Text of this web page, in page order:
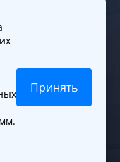
Принять